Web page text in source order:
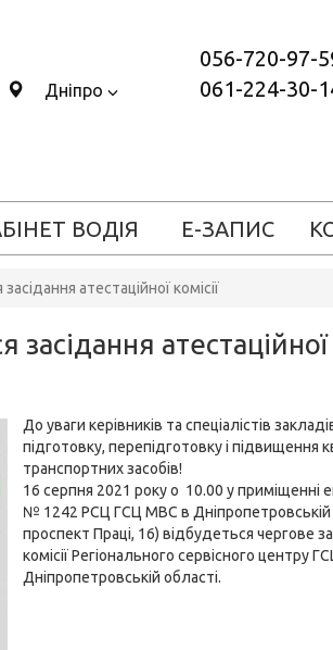
Дніпро
056-720-97-
061-224-30-
ВОДІЯ Е-ЗАПИС
атестаційної комісії
атестаційної
До уваги керівників та спеціалістів
підготовку, перепідготовку і підвищення
транспортних засобів!
16 серпня 2021 року о 10.00 у приміщенні
№ 1242 РСЦ ГСЦ МВС в Дніпропетровській
проспект Праці, 16) відбудеться чергове
комісії Регіонального сервісного центру
Дніпропетровській області.